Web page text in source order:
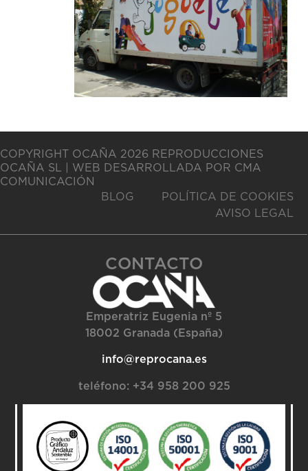
COPYRIGHT OCAÑA 2026 REPRODUCCIONES
OCAÑA SL | WEB DESARROLLADA POR CMA
COMUNICACIÓN
BLOG
POLÍTICA DE COOKIES
AVISO LEGAL
CONTACTO
Emperatriz Eugenia nº 5
18002 Granada (España)
info@reprocana.es
teléfono: +34 958 200 925